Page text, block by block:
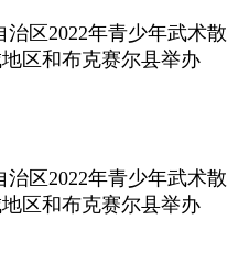
区2022年青少年武术散
区和布克赛尔县举办
区2022年青少年武术散
区和布克赛尔县举办